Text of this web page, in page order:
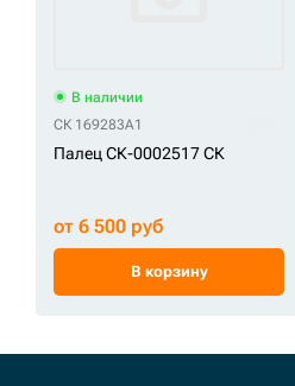
В наличии
СК 169283A1
Палец СК-0002517 СК
от 6 500 руб
В корзину